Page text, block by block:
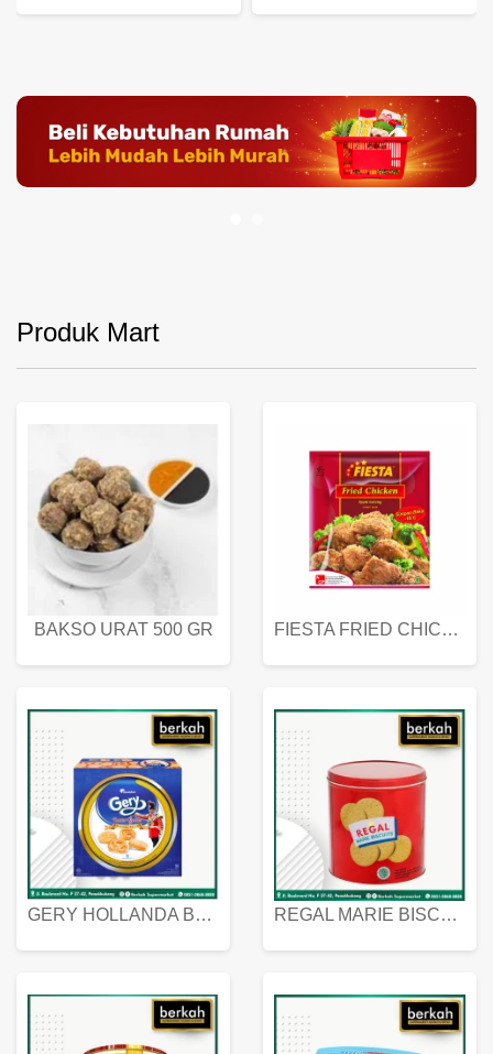
Produk Mart
BAKSO URAT 500 GR FIESTA FRIED CHICKEN 500 GR
GERY HOLLANDA BUTTER COOKIES 450 GRAM REGAL MARIE BISCUIT KALENG 550 GRAM